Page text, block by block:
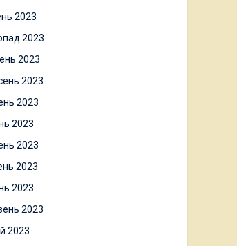
2023
2023
2023
2023
2023
2023
2023
2023
2023
2023
2023